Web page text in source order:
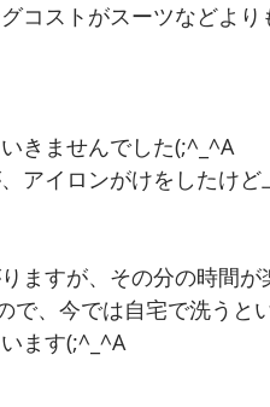
コストがスーツなどより
きませんでした(;^_^A
アイロンがけをしたけ
ますが、その分の時間
で、今では自宅で洗うと
ます(;^_^A